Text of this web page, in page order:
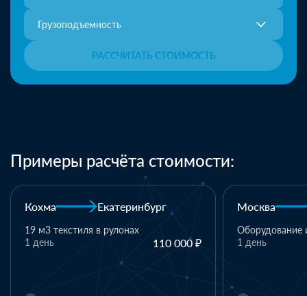
Грузоподъемность
РАССЧИТАТЬ СТОИМОСТЬ
Примеры расчёта стоимости:
000 ₽
Москва Казань
Оборудование и комплектующие
110 000 ₽